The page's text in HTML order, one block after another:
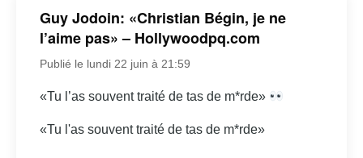
Guy Jodoin: «Christian Bégin, je ne
l’aime pas» – Hollywoodpq.com
Publié le lundi 22 juin à 21:59
«Tu l’as souvent traité de tas de m*rde»
«Tu l'as souvent traité de tas de m*rde»